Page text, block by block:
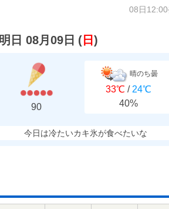
08日12:00
明日 08月09日 ( 日 )
90
晴のち曇
33℃ / 24℃
40%
今日は冷たいカキ氷が食べたいな